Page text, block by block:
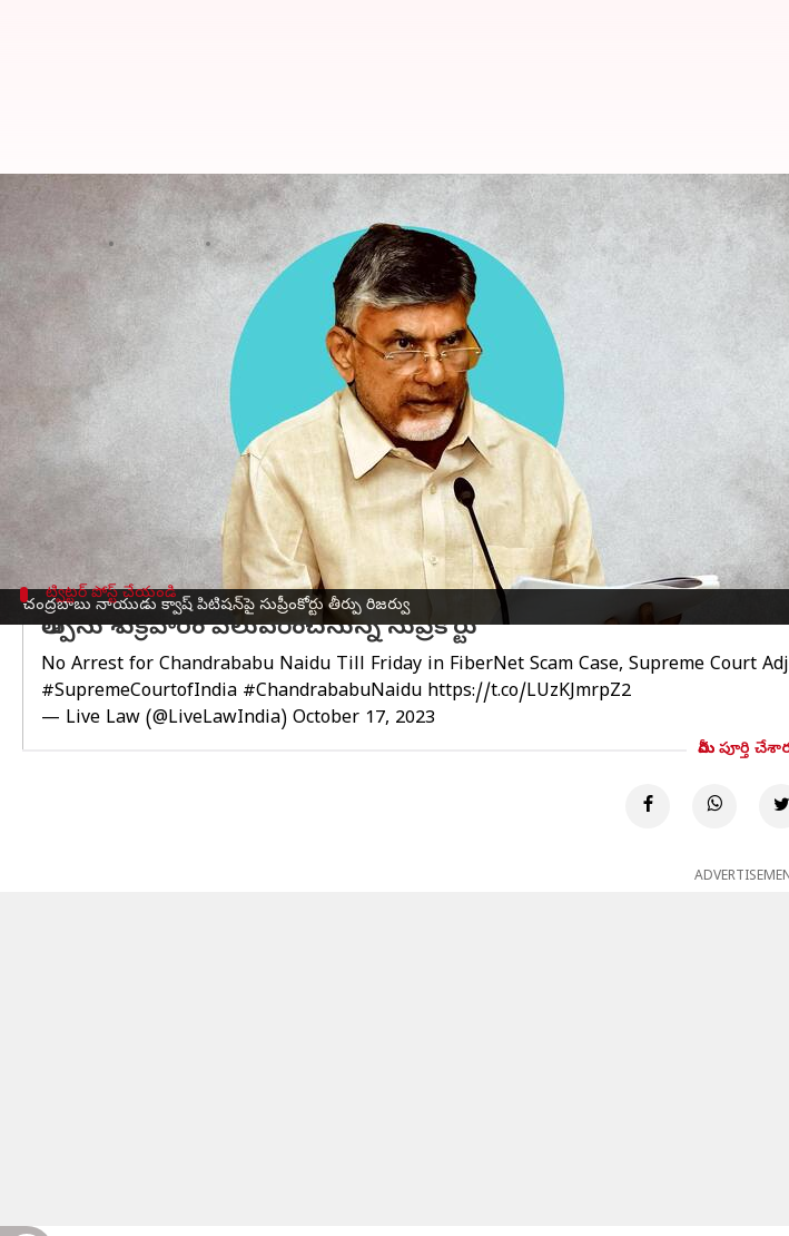
చంద్రబాబు నాయుడు క్వాష్‌ పిటిషన్‌పై సుప్రీంకోర్టు తీర్పు రిజర్వు
చంద్రబాబు నాయుడు క్వాష్‌ పిటిషన్‌పై సుప్రీంకోర్టు తీర్పు
Stalin Oct 17, 2023 06:25 pm
ఈ వార్తాకథనం ఏంటి
తనపై దాఖలు చేసిన స్కిల్ డెవలప్‌మెంట్ కేసును కొట్టివేయాలని కోరుతూ మాజీ సీఎం
చేసింది.
జస్టిస్ అనిరుద్ధ బోస్, జస్టిస్ బేల ఎం.త్రివేదిలతో కూడిన ద్విసభ్య ధర్మాసనం వాదనలు
శుక్రవారం వెలువరించనుంది.
చంద్రబాబు క్వాష్ పిటిషన్‌పై ఈ పిటిషన్‌పై మంగళవారం వాదనలు ముగిశాయి.
ఏపీ ప్రభుత్వం తరఫున సీనియర్ న్యాయవాది ముకుల్ రోహత్గీ, చంద్రబాబు తరఫున
ట్విట్టర్ పోస్ట్ చేయండి
తీర్పును శుక్రవారం వెలువరించనున్న సుప్రీకోర్టు
No Arrest for Chandrababu Naidu Till Friday in FiberNet Scam Case, Supreme Court
#SupremeCourtofIndia #ChandrababuNaidu https://t.co/LUzKJmrpZ2
— Live Law (@LiveLawIndia) October 17, 2023
మీరు పూర్తి